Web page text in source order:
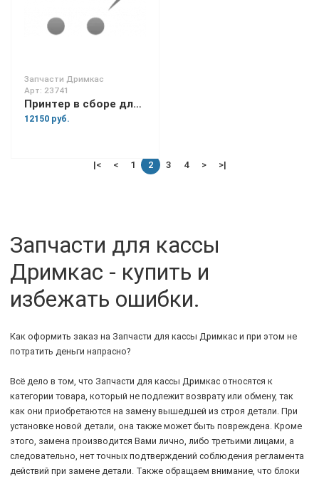
Запчасти Дримкас
Арт: 23741
Принтер в сборе для Вики Tower 10
12150 руб.
|< < 1 2 3 4 > >|
Запчасти для кассы
Дримкас - купить и
избежать ошибки.
Как оформить заказ на Запчасти для кассы Дримкас и при этом не
потратить деньги напрасно?
Всё дело в том, что Запчасти для кассы Дримкас относятся к
категории товара, который не подлежит возврату или обмену, так
как они приобретаются на замену вышедшей из строя детали. При
установке новой детали, она также может быть повреждена. Кроме
этого, замена производится Вами лично, либо третьими лицами, а
следовательно, нет точных подтверждений соблюдения регламента
действий при замене детали. Также обращаем внимание, что блоки